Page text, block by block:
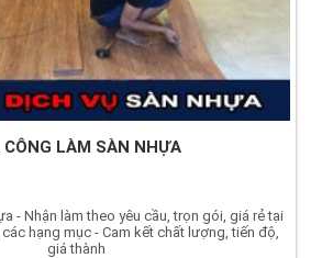
LÀM SÀN NHỰA
- Nhận làm theo yêu cầu, trọn gói, giá rẻ tại
hạng mục - Cam kết chất lượng, tiến độ,
giá thành